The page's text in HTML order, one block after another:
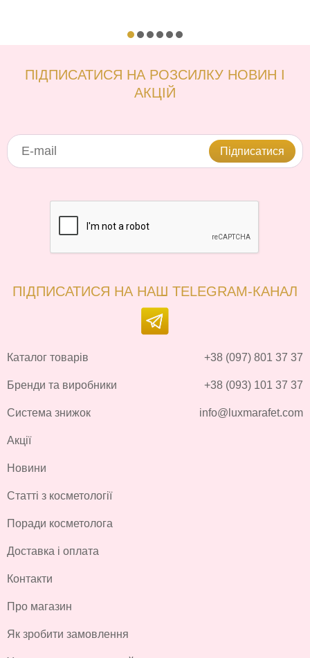
ПІДПИСАТИСЯ НА РОЗСИЛКУ НОВИН І
АКЦІЙ
Підписатися
ПІДПИСАТИСЯ НА НАШ TELEGRAM-КАНАЛ
Каталог товарів
Бренди та виробники
Система знижок
Акції
Новини
Статті з косметології
Поради косметолога
Доставка і оплата
Контакти
Про магазин
Як зробити замовлення
+38 (097) 801 37 37
+38 (093) 101 37 37
info@luxmarafet.com